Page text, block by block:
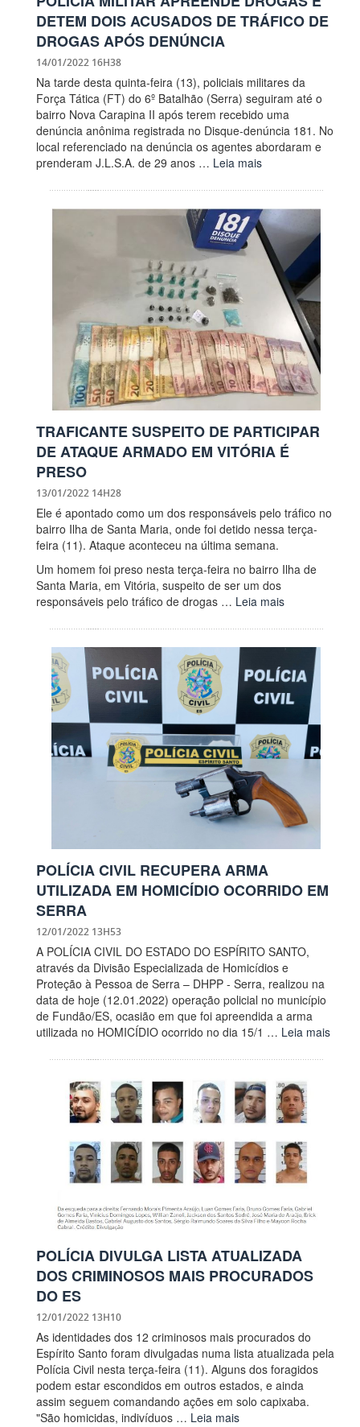
DETEM DOIS ACUSADOS DE TRÁFICO DE
DROGAS APÓS DENÚNCIA
14/01/2022 16H38
Na tarde desta quinta-feira (13), policiais militares da
Força Tática (FT) do 6º Batalhão (Serra) seguiram até o
bairro Nova Carapina II após terem recebido uma
denúncia anônima registrada no Disque-denúncia 181. No
local referenciado na denúncia os agentes abordaram e
prenderam J.L.S.A. de 29 anos … Leia mais
TRAFICANTE SUSPEITO DE PARTICIPAR
DE ATAQUE ARMADO EM VITÓRIA É
PRESO
13/01/2022 14H28
Ele é apontado como um dos responsáveis pelo tráfico no
bairro Ilha de Santa Maria, onde foi detido nessa terça-
feira (11). Ataque aconteceu na última semana.
Um homem foi preso nesta terça-feira no bairro Ilha de
Santa Maria, em Vitória, suspeito de ser um dos
responsáveis pelo tráfico de drogas … Leia mais
POLÍCIA CIVIL RECUPERA ARMA
UTILIZADA EM HOMICÍDIO OCORRIDO EM
SERRA
12/01/2022 13H53
A POLÍCIA CIVIL DO ESTADO DO ESPÍRITO SANTO,
através da Divisão Especializada de Homicídios e
Proteção à Pessoa de Serra – DHPP - Serra, realizou na
data de hoje (12.01.2022) operação policial no município
de Fundão/ES, ocasião em que foi apreendida a arma
utilizada no HOMICÍDIO ocorrido no dia 15/1 … Leia mais
POLÍCIA DIVULGA LISTA ATUALIZADA
DOS CRIMINOSOS MAIS PROCURADOS
DO ES
12/01/2022 13H10
As identidades dos 12 criminosos mais procurados do
Espírito Santo foram divulgadas numa lista atualizada pela
Polícia Civil nesta terça-feira (11). Alguns dos foragidos
podem estar escondidos em outros estados, e ainda
assim seguem comandando ações em solo capixaba.
"São homicidas, indivíduos … Leia mais